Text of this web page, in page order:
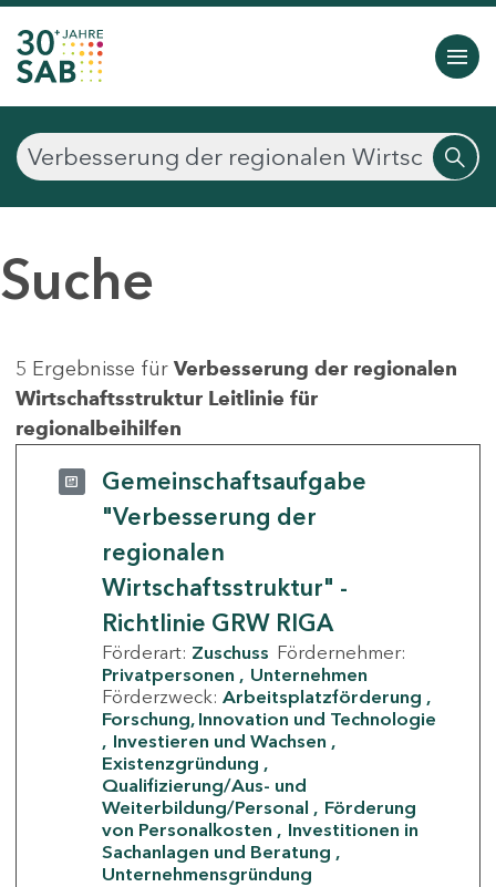
Suche
5 Ergebnisse für Verbesserung der regionalen
Wirtschaftsstruktur Leitlinie für
regionalbeihilfen
Gemeinschaftsaufgabe
"Verbesserung der
regionalen
Wirtschaftsstruktur" -
Richtlinie GRW RIGA
Förderart: Zuschuss Fördernehmer:
Privatpersonen
Unternehmen
Förderzweck: Arbeitsplatzförderung
Forschung, Innovation und Technologie
Investieren und Wachsen
Existenzgründung
Qualifizierung/Aus- und
Weiterbildung/Personal
Förderung
von Personalkosten
Investitionen in
Sachanlagen und Beratung
Unternehmensgründung